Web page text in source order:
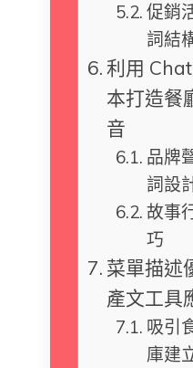
促銷
詞結
利用
本打造餐
音
品牌
詞設
故事
巧
菜單描述
產文工具
吸引
庫建